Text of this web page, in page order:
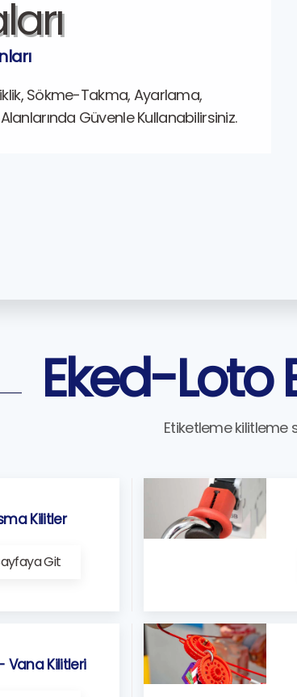
Sökme-Takma, Ayarlama,
Güvenle Kullanabilirsiniz.
Eked-Loto
Etiketleme kilitleme
Kilitler
Git
Vana Kilitleri